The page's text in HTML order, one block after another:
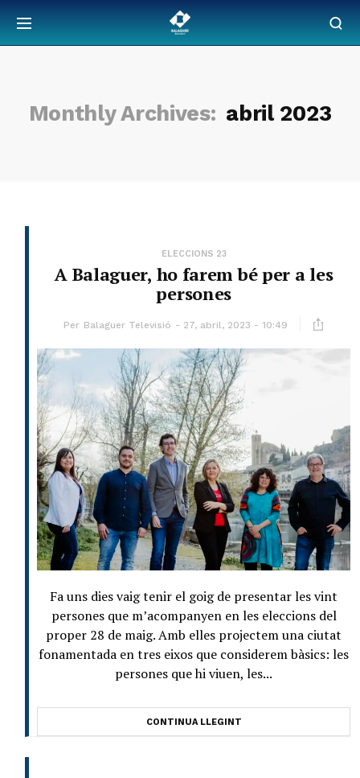
Monthly Archives: abril 2023
ELECCIONS 23
A Balaguer, ho farem bé per a les
persones
Per Balaguer Televisió 27, abril, 2023 - 10:49
Fa uns dies vaig tenir el goig de presentar les vint
persones que m’acompanyen en les eleccions del
proper 28 de maig. Amb elles projectem una ciutat
fonamentada en tres eixos que considerem bàsics: les
persones que hi viuen, les...
CONTINUA LLEGINT